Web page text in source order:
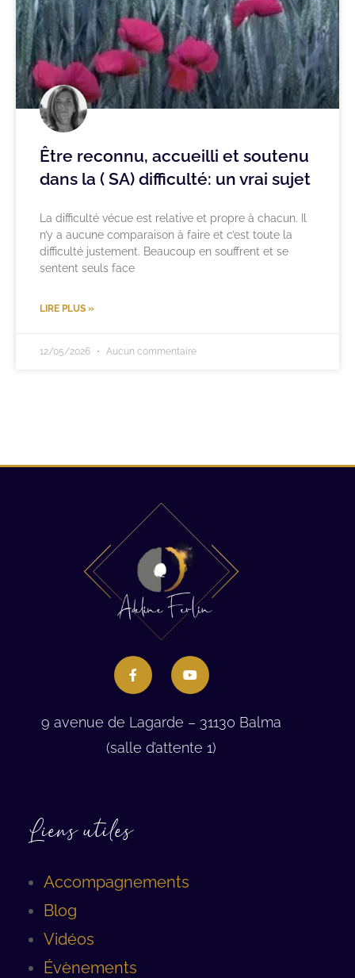
Être reconnu, accueilli et soutenu
dans la ( SA) difficulté: un vrai sujet
La difficulté vécue est relative et propre à chacun. Il
n’y a aucune comparaison à faire et c’est toute la
difficulté justement. Beaucoup en souffrent et se
sentent seuls face
LIRE PLUS »
12/05/2026 Aucun commentaire
9 avenue de Lagarde – 31130 Balma
(salle d’attente 1)
Liens utiles
Accompagnements
Blog
Vidéos
Évènements